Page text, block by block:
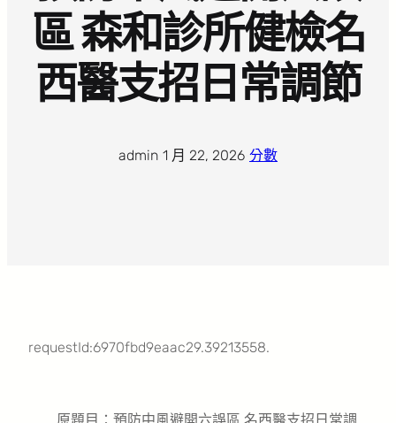
區 森和診所健檢名
西醫支招日常調節
admin 1 月 22, 2026 分數
requestId:6970fbd9eaac29.39213558.